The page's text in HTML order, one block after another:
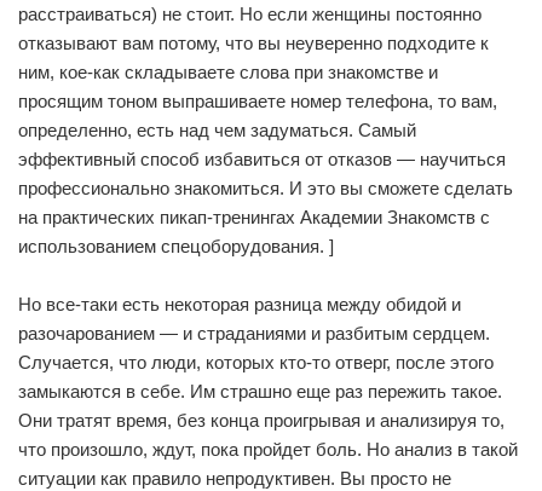
расстраиваться) не стоит. Но если женщины постоянно
отказывают вам потому, что вы неуверенно подходите к
ним, кое-как складываете слова при знакомстве и
просящим тоном выпрашиваете номер телефона, то вам,
определенно, есть над чем задуматься. Самый
эффективный способ избавиться от отказов — научиться
профессионально знакомиться. И это вы сможете сделать
на практических пикап-тренингах Академии Знакомств с
использованием спецоборудования. ]
Но все-таки есть некоторая разница между обидой и
разочарованием — и страданиями и разбитым сердцем.
Случается, что люди, которых кто-то отверг, после этого
замыкаются в себе. Им страшно еще раз пережить такое.
Они тратят время, без конца проигрывая и анализируя то,
что произошло, ждут, пока пройдет боль. Но анализ в такой
ситуации как правило непродуктивен. Вы просто не